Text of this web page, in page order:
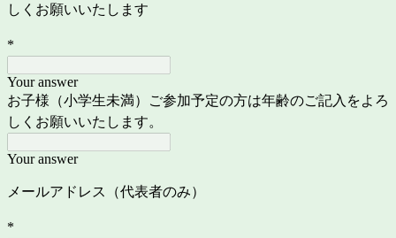
しくお願いいたします
*
Your answer
お子様（小学生未満）ご参加予定の方は年齢のご記入をよろ
しくお願いいたします。
Your answer
メールアドレス（代表者のみ）
*